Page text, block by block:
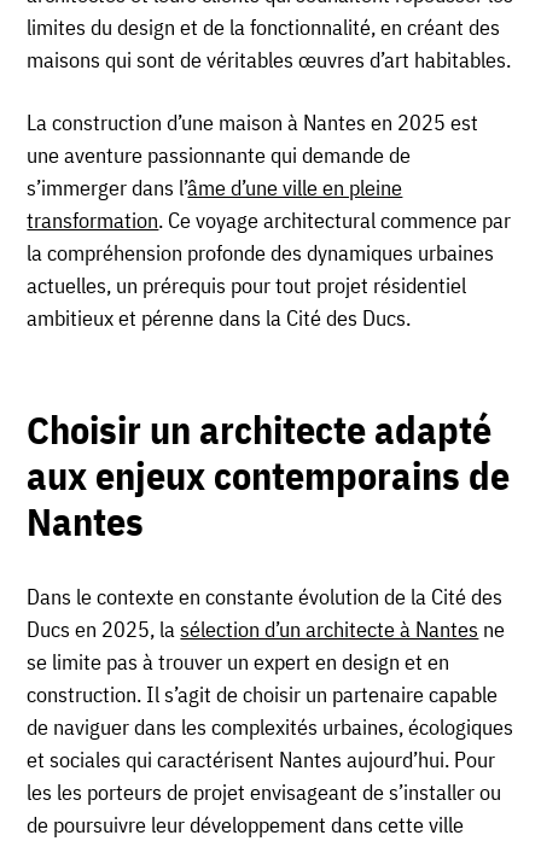
limites du design et de la fonctionnalité, en créant des
maisons qui sont de véritables œuvres d’art habitables.
La construction d’une maison à Nantes en 2025 est
une aventure passionnante qui demande de
s’immerger dans l’âme d’une ville en pleine
transformation. Ce voyage architectural commence par
la compréhension profonde des dynamiques urbaines
actuelles, un prérequis pour tout projet résidentiel
ambitieux et pérenne dans la Cité des Ducs.
Choisir un architecte adapté
aux enjeux contemporains de
Nantes
Dans le contexte en constante évolution de la Cité des
Ducs en 2025, lasélection d’un architecte à Nantes ne
se limite pas à trouver un expert en design et en
construction. Il s’agit de choisir un partenaire capable
de naviguer dans les complexités urbaines, écologiques
et sociales qui caractérisent Nantes aujourd’hui. Pour
les les porteurs de projet envisageant de s’installer ou
de poursuivre leur développement dans cette ville